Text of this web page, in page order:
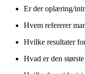
Er der oplæring/
Hvem refererer
Hvilke resultater
Hvad er den